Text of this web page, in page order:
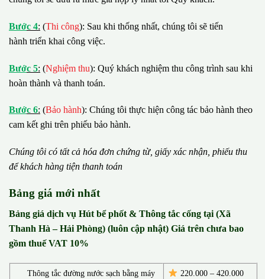
Bước 4: (Thi công): Sau khi thống nhất, chúng tôi sẽ tiến
hành triển khai công việc.
Bước 5: (Nghiệm thu): Quý khách nghiệm thu công trình sau khi
hoàn thành và thanh toán.
Bước 6: (Bảo hành): Chúng tôi thực hiện công tác bảo hành theo
cam kết ghi trên phiếu bảo hành.
Chúng tôi có tất cả hóa đơn chứng từ, giấy xác nhận, phiếu thu
đểkhách hàng tiện thanh toán
Bảng giá mới nhất
Bảng giá dịch vụ Hút bể phốt & Thông tắc cống tại (Xã
Thanh Hà – Hải Phòng) (luôn cập nhật) Giá trên chưa bao
gồm thuế VAT 10%
Thông tắc đường nước sạch bằng máy
220.000 – 420.000